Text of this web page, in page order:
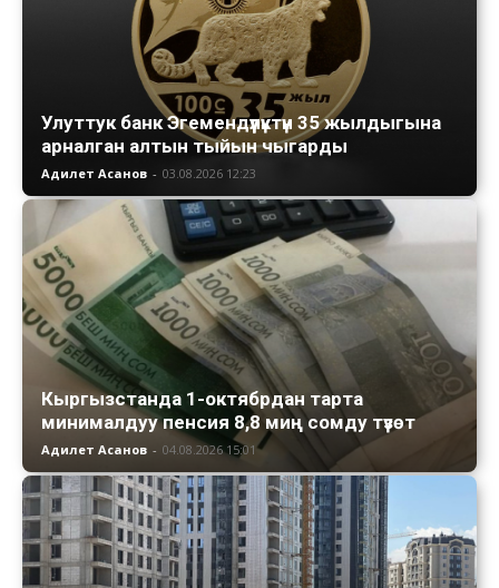
Улуттук банк Эгемендүүлүктүн 35 жылдыгына
арналган алтын тыйын чыгарды
Адилет Асанов - 03.08.2026 12:23
Кыргызстанда 1-октябрдан тарта
минималдуу пенсия 8,8 миң сомду түзөт
Адилет Асанов - 04.08.2026 15:01